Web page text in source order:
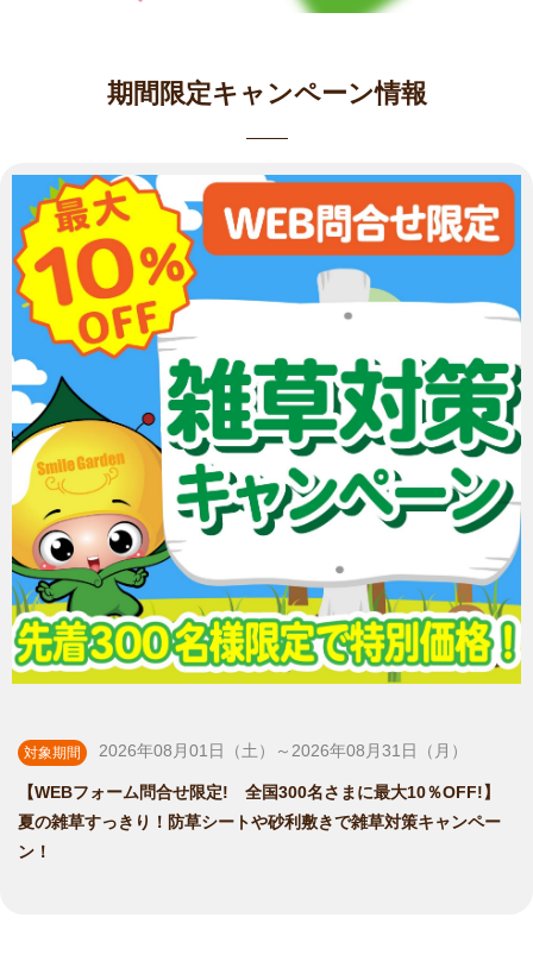
期間限定キャンペーン情報
対象期間 2026年08月01日（土）～2026年08月31日（月）
【WEBフォーム問合せ限定! 全国300名さまに最大10％OFF!】
夏の雑草すっきり！防草シートや砂利敷きで雑草対策キャンペー
ン！